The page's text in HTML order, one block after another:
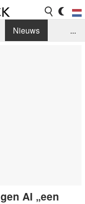
Nieuws
...
AI „een